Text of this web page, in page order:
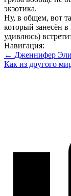
экзотика.
Ну, в общем, вот
который занесён
удивлюсь)
Навигация:
← Дженнифер
Как из другого